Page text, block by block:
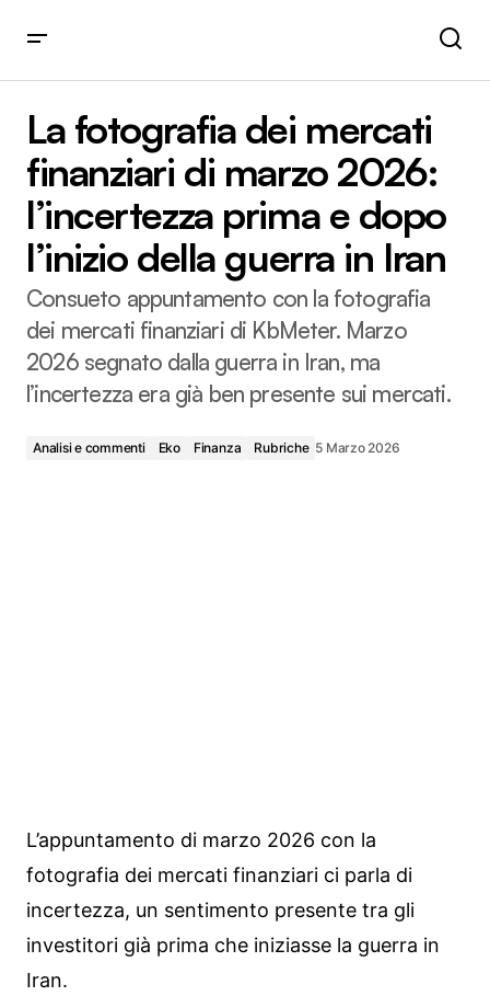
l’incertezza prima e dopo l’inizio della guerra in Iran
La fotografia dei mercati
finanziari di marzo 2026:
l’incertezza prima e dopo
l’inizio della guerra in Iran
Consueto appuntamento con la fotografia
dei mercati finanziari di KbMeter. Marzo
2026 segnato dalla guerra in Iran, ma
l’incertezza era già ben presente sui mercati.
Analisi e commenti Eko Finanza Rubriche 5 Marzo 2026
L’appuntamento di marzo 2026 con la
fotografia dei mercati finanziari ci parla di
incertezza, un sentimento presente tra gli
investitori già prima che iniziasse la guerra in
Iran.